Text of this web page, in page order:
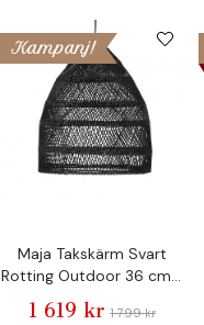
Kampanj!
Maja Takskärm Svart
Rotting Outdoor 36 cm -
Pr Home
1 619 kr 1 799 kr